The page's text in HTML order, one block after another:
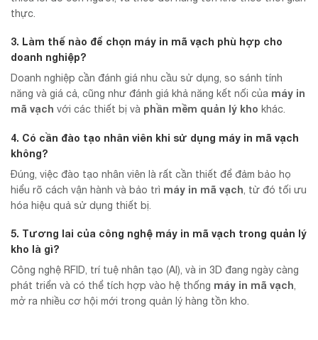
thực.
3. Làm thế nào để chọn máy in mã vạch phù hợp cho
doanh nghiệp?
Doanh nghiệp cần đánh giá nhu cầu sử dụng, so sánh tính
năng và giá cả, cũng như đánh giá khả năng kết nối của máy in
mã vạch với các thiết bị và phần mềm quản lý kho khác.
4. Có cần đào tạo nhân viên khi sử dụng máy in mã vạch
không?
Đúng, việc đào tạo nhân viên là rất cần thiết để đảm bảo họ
hiểu rõ cách vận hành và bảo trì máy in mã vạch , từ đó tối ưu
hóa hiệu quả sử dụng thiết bị.
5. Tương lai của công nghệ máy in mã vạch trong quản lý
kho là gì?
Công nghệ RFID, trí tuệ nhân tạo (AI), và in 3D đang ngày càng
phát triển và có thể tích hợp vào hệ thống máy in mã vạch
mở ra nhiều cơ hội mới trong quản lý hàng tồn kho.